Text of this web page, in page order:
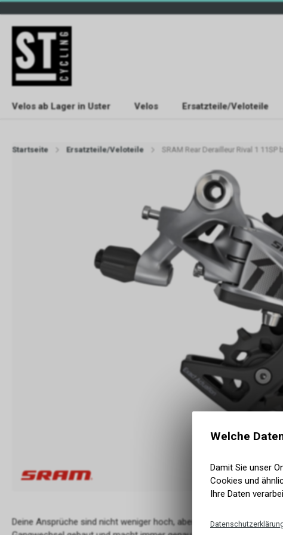
Velos ab Lager in Uster Velos Ersatzteile/Veloteile
Startseite Ersatzteile/Veloteile SRAM Rear Derailleur Rival 1 11SP
Deine Ansprüche sind nicht weniger hoch, aber anders. Das
Welche
Damit Sie unser
Cookies und
Ihre Daten